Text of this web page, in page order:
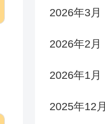
2026年3月
2026年2月
2026年1月
2025年12月